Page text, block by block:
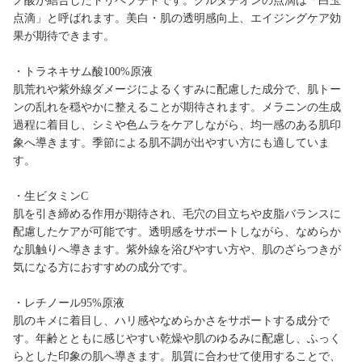
点滴」と呼ばれます。美白・肌の透明感向上、エイジングケア効
果が期待できます。
・トラネキサム酸100%原液
肌荒れや紫外線ダメージによるくすみに配慮した成分で、肌トー
ンの乱れを穏やかに整えることが期待されます。メラニンの生成
過程に着目し、シミや色ムラをケアしながら、均一感のある肌印
象へ導きます。季節による肌不調が出やすい方にも適していま
す。
・生ビタミンC
肌を引き締める作用が期待され、毛穴の目立ちや皮脂バランスに
配慮したケアが可能です。透明感をサポートしながら、なめらか
な肌触りへ導きます。紫外線を浴びやすい方や、肌のざらつきが
気になる方におすすめの成分です。
・レチノール95%原液
肌のキメに着目し、ハリ感やなめらかさをサポートする成分で
す。年齢とともに感じやすい乾燥や肌のゆるみに配慮し、ふっく
らとした印象の肌へ導きます。肌質に合わせて使用することで、